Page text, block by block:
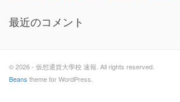
最近のコメント
© 2026 - 仮想通貨大學校 速報. All rights reserved.
Beans theme for WordPress.